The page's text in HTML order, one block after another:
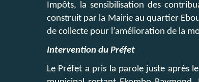
Impôts, la sensibilisation des
construit par la Mairie au quartier
de collecte pour l’amélioration de la
Intervention du Préfet
Le Préfet a pris la parole juste après